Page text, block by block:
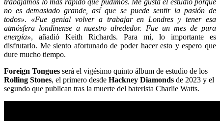
no es demasiado grande, así que se puede sentir la pasión de
todos». «Fue genial volver a trabajar en Londres y tener esa
atmósfera londinense a nuestro alrededor. Fue un mes de pura
energía», añadió Keith Richards.
Para mí, lo importante es
disfrutarlo. Me siento afortunado de poder hacer esto y espero que
dure mucho tiempo.
Foreign Tongues será el vigésimo quinto álbum de estudio de los
Rolling Stones, el primero desde Hackney Diamonds de 2023 y el
segundo que publican tras la muerte del baterista Charlie Watts.